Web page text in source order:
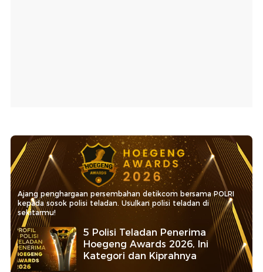
Ajang penghargaan persembahan detikcom bersama POLRI
kepada sosok polisi teladan. Usulkan polisi teladan di
sekitarmu!
5 Polisi Teladan Penerima
Hoegeng Awards 2026, Ini
Kategori dan Kiprahnya